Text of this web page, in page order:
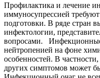
Профилактика и лечение
иммуносупрессией
подготовки. В ряде стран
инфектологии,
вопросами. Инфекционные
нейтропенией на фоне
особенностей. В
других симптомов может